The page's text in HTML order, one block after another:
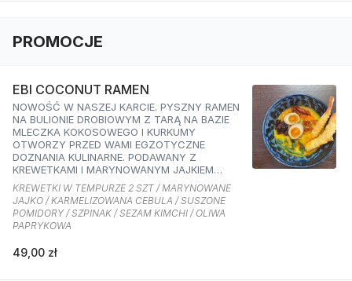
PROMOCJE
EBI COCONUT RAMEN
NOWOŚĆ W NASZEJ KARCIE. PYSZNY RAMEN
NA BULIONIE DROBIOWYM Z TARĄ NA BAZIE
MLECZKA KOKOSOWEGO I KURKUMY
OTWORZY PRZED WAMI EGZOTYCZNE
DOZNANIA KULINARNE. PODAWANY Z
KREWETKAMI I MARYNOWANYM JAJKIEM
ORAZ KARMELIZOWANĄ CEBULKĄ,
SZPINAKIEM, SUSZONYMI POMIDORAMI ORAZ
SEZAMEM O SMAKU KIMCHI I OLIWĄ
PAPRYKOWĄ
KREWETKI W TEMPURZE 2 SZT / MARYNOWANE
JAJKO / KARMELIZOWANA CEBULA / SUSZONE
POMIDORY / SZPINAK / SEZAM KIMCHI / OLIWA
PAPRYKOWA
49,00 zł